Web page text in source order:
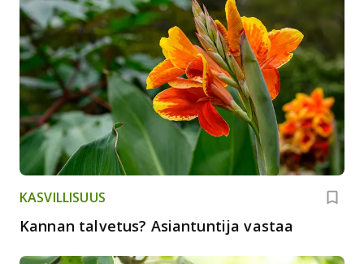
KASVILLISUUS
Kannan talvetus? Asiantuntija vastaa